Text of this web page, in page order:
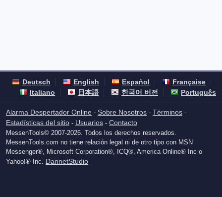
Deutsch English Español
Française
Italiano
日本語 한국어 버전 Português
Alarma Despertador Online - Sobre Nosotros - Términos -
Estadísticas del sitio - Usuarios - Contacto
MessenTools© 2007-2026. Todos los derechos reservados.
MessenTools.com no tiene relación legal ni de otro tipo con MSN
Messenger®, Microsoft Corporation®, ICQ®, America Online® Inc o
Yahoo!® Inc. DannetStudio